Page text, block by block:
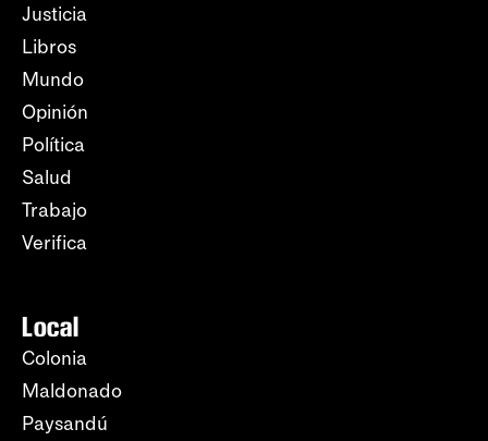
Justicia
Libros
Mundo
Opinión
Política
Salud
Trabajo
Verifica
Local
Colonia
Maldonado
Paysandú